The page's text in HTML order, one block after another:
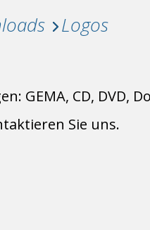
Logos
GEMA, CD, DVD,
Sie uns.